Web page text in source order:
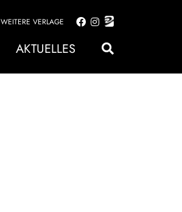
WEITERE VERLAGE
Zur
springen
Zum
springen
AKTUELLES